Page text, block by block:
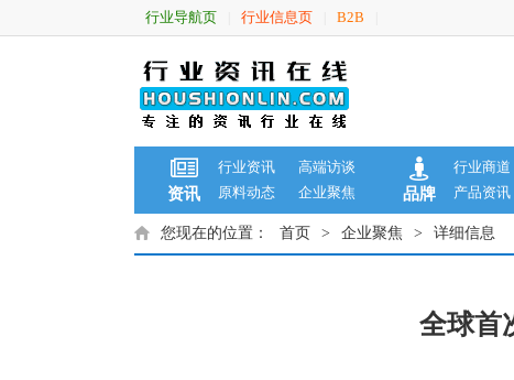
行业导航页 行业信息页 B2B
资讯
行业资讯
高端访谈
原料动态
企业聚焦 品牌
行业商道
产品资讯
您现在的位置： 首页 > 企业聚焦 > 详细信息
全球首